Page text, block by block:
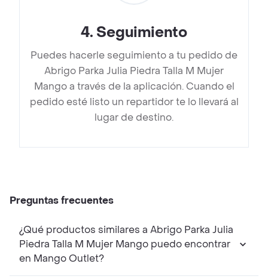
4. Seguimiento
Puedes hacerle seguimiento a tu pedido de
Abrigo Parka Julia Piedra Talla M Mujer
Mango a través de la aplicación. Cuando el
pedido esté listo un repartidor te lo llevará al
lugar de destino.
Preguntas frecuentes
¿Qué productos similares a Abrigo Parka Julia
Piedra Talla M Mujer Mango puedo encontrar
en Mango Outlet?